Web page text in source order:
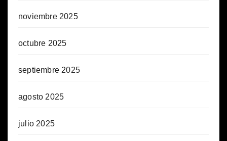
noviembre 2025
octubre 2025
septiembre 2025
agosto 2025
julio 2025